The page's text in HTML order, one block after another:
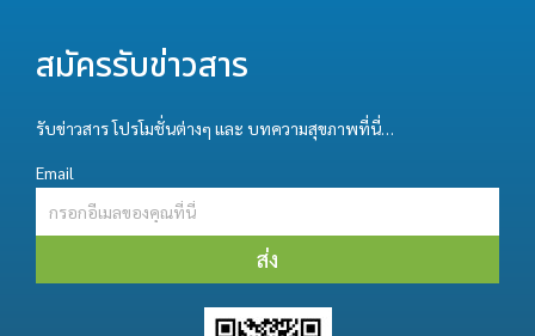
สมัครรับข่าวสาร
รับข่าวสาร โปรโมชั่นต่างๆ และ บทความสุขภาพที่นี่…
Email
ส่ง